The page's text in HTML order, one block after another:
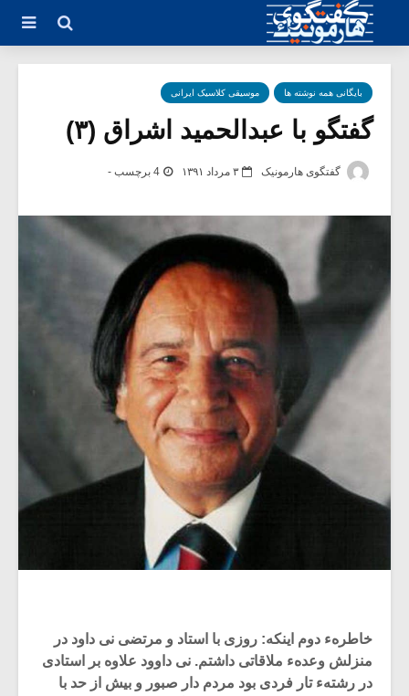
بایگانی همه نوشته ها موسیقی کلاسیک ایرانی
گفتگو با عبدالحمید اشراق (۳)
گفتگوی هارمونیک ۳ مرداد ۱۳۹۱ 4 برچسب -
خاطرهء دوم اینکه: روزی با استاد و مرتضی نی‏ داود در
منزلش وعدهء ملاقاتی داشتم. نی‏ داوود علاوه بر استادی
در رشتهء تار فردی بود مردم‏ دار صبور و بیش از حد با